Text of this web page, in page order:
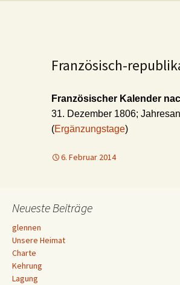
Französisch-
Französischer Kalender
31. Dezember 1806;
(Ergänzungstage)
6. Februar 2014
Neueste Beiträge
glennen
Unsere Heimat
Charte
Kehrung
Lagung